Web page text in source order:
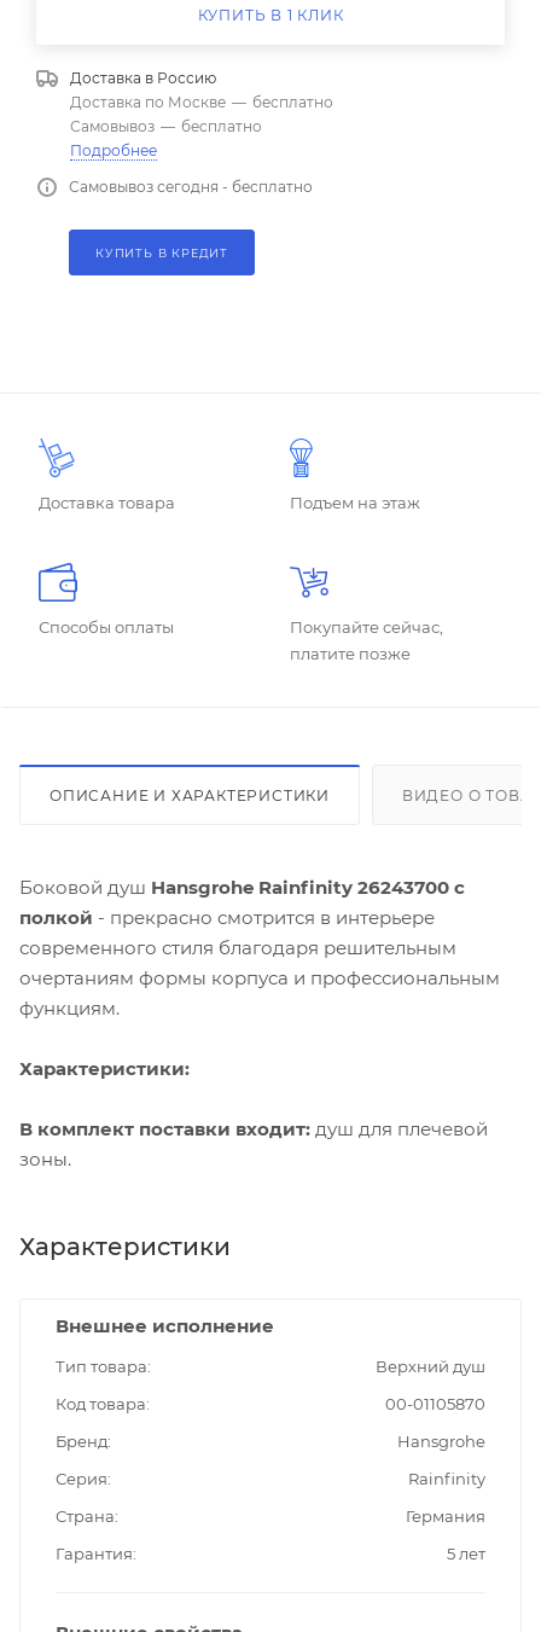
КУПИТЬ В 1 КЛИК
Доставка в Россию
Доставка по Москве — бесплатно
Самовывоз — бесплатно
Подробнее
Самовывоз сегодня - бесплатно
КУПИТЬ В КРЕДИТ
Доставка товара Подъем на этаж
Способы оплаты
Покупайте сейчас,
платите позже
ОПИСАНИЕ И ХАРАКТЕРИСТИКИ ВИДЕО О
Боковой душ Hansgrohe Rainfinity 26243700 с
полкой - прекрасно смотрится в интерьере
современного стиля благодаря решительным
очертаниям формы корпуса и профессиональным
функциям.
Характеристики:
В комплект поставки входит: душ для плечевой
зоны.
Характеристики
Внешнее исполнение
Тип товара
Верхний душ
Код товара
00-01105870
Бренд
Hansgrohe
Серия
Rainfinity
Страна
Германия
Гарантия
5 лет